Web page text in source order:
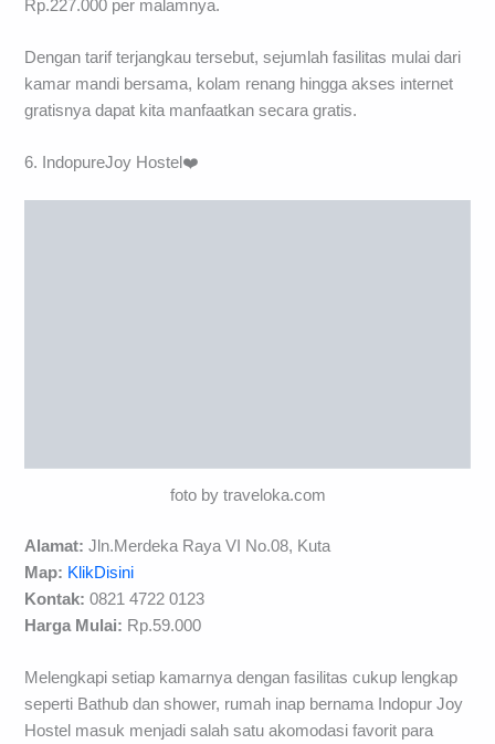
Rp.227.000 per malamnya.
Dengan tarif terjangkau tersebut, sejumlah fasilitas mulai dari
kamar mandi bersama, kolam renang hingga akses internet
gratisnya dapat kita manfaatkan secara gratis.
6. IndopureJoy Hostel❤️
foto by traveloka.com
Alamat: Jln.Merdeka Raya VI No.08, Kuta
Map: KlikDisini
Kontak: 0821 4722 0123
Harga Mulai: Rp.59.000
Melengkapi setiap kamarnya dengan fasilitas cukup lengkap
seperti Bathub dan shower, rumah inap bernama Indopur Joy
Hostel masuk menjadi salah satu akomodasi favorit para